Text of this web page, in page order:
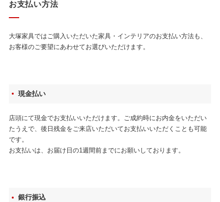
お支払い方法
大塚家具ではご購入いただいた家具・インテリアのお支払い方法も、
お客様のご要望にあわせてお選びいただけます。
現金払い
店頭にて現金でお支払いいただけます。ご成約時にお内金をいただい
たうえで、後日残金をご来店いただいてお支払いいただくことも可能
です。
お支払いは、お届け日の1週間前までにお願いしております。
銀行振込